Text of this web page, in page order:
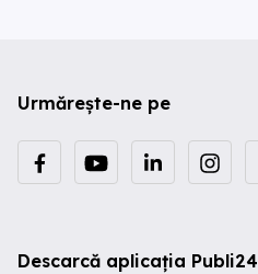
Urmărește-ne pe
Descarcă aplicația Publi24